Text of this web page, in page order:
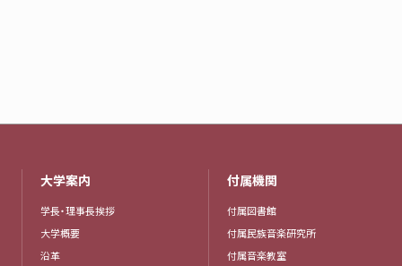
大学案内
学長・理事長挨拶
大学概要
沿革
付属機関
付属図書館
付属民族音楽研究所
付属音楽教室